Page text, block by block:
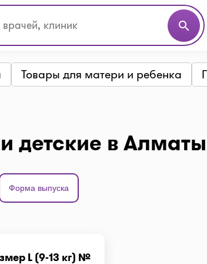
search
Товары для матери и ребенка
детские в Алматы
Форма выпуска
L (9-13 кг) №